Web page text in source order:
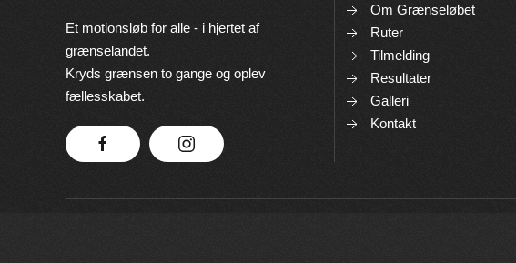
Et motionsløb for alle - i hjertet af
grænselandet.
Kryds grænsen to gange og oplev
fællesskabet.
Om Grænseløbet
Ruter
Tilmelding
Resultater
Galleri
Kontakt